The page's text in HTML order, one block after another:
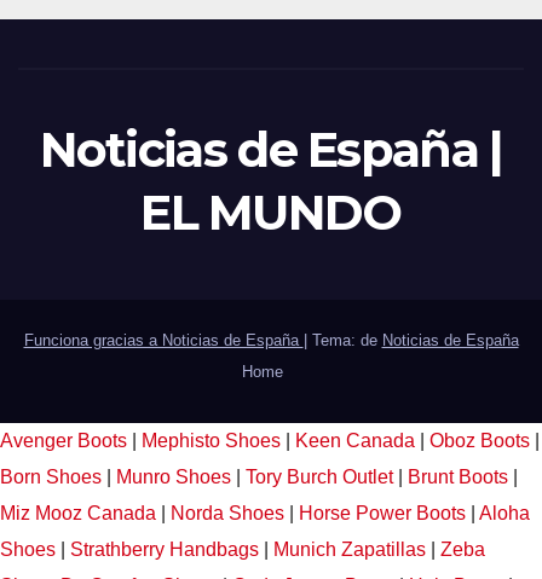
Noticias de España |
EL MUNDO
Funciona gracias a Noticias de España Tema: de Noticias de España
Home
Avenger Boots Mephisto Shoes Keen Canada Oboz Boots
Born Shoes
Munro Shoes Tory Burch Outlet Brunt Boots
Miz Mooz Canada
Norda Shoes Horse Power Boots
Aloha
Shoes
Strathberry Handbags Munich Zapatillas
Zeba